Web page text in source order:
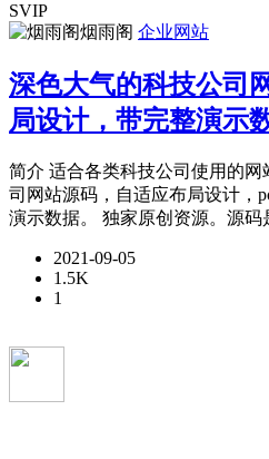
SVIP
烟雨阁 企业网站
深色大气的科技公司
局设计，带完整演示
简介 适合各类科技公司使用的
司网站源码，自适应布局设计，
演示数据。 独家原创资源。源码
2021-09-05
1.5K
1